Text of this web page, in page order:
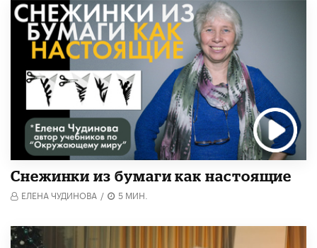
Снежинки из бумаги как настоящие
ЕЛЕНА ЧУДИНОВА / 5 МИН.